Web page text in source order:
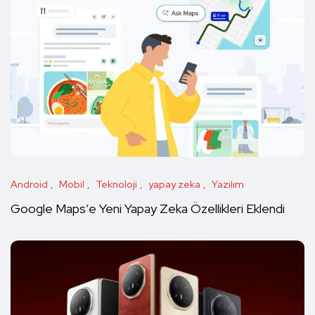
Android Mobil Teknoloji yapay zeka Yazılım
Google Maps’e Yeni Yapay Zeka Özellikleri Eklendi